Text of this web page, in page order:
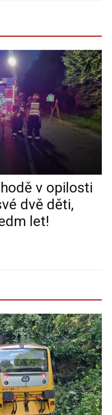
v opilosti
dvě děti,
let!